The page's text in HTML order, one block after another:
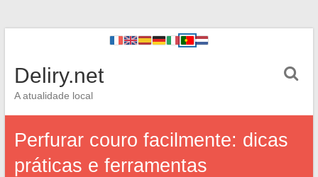
Deliry.net
A atualidade local
Perfurar couro facilmente: dicas
práticas e ferramentas